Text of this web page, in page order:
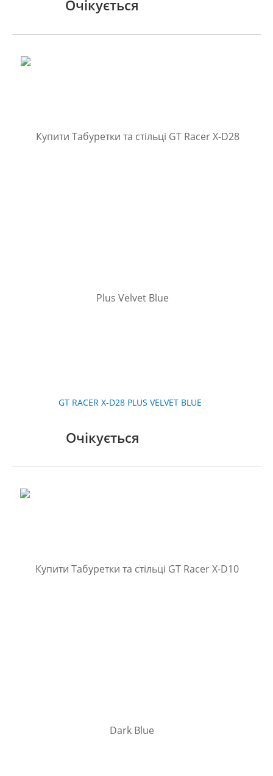
Очікується
GT RACER X-D28 PLUS VELVET BLUE
Очікується